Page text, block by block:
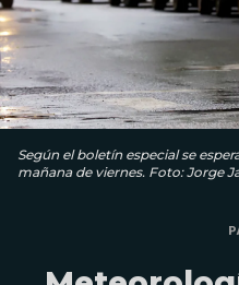
Según el boletín especial se
mañana de viernes. Foto: Jorge